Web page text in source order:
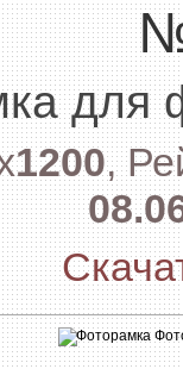
для
1200,